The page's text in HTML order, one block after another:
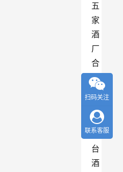
五
家
酒
厂
合
并
成
了
丛
台
酒
扫码关注
联系客服